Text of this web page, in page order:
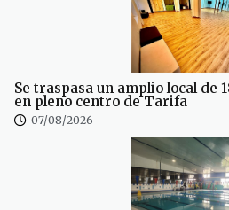
Se traspasa un amplio local de
en pleno centro de Tarifa
07/08/2026